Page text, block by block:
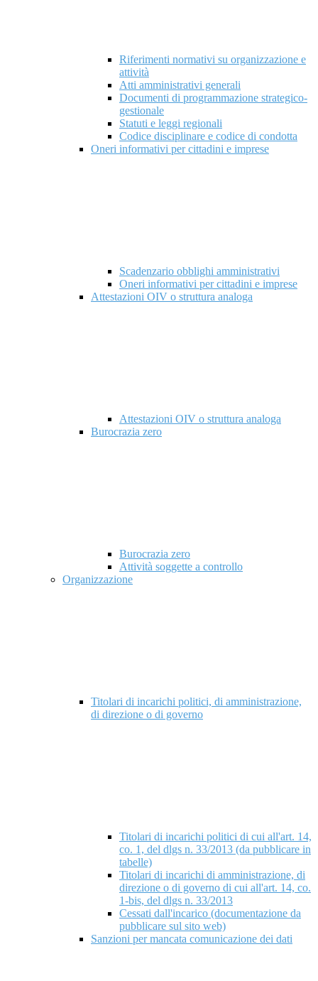
Riferimenti normativi su organizzazione e
attività
Atti amministrativi generali
Documenti di programmazione strategico-
gestionale
Statuti e leggi regionali
Codice disciplinare e codice di condotta
Oneri informativi per cittadini e imprese
Scadenzario obblighi amministrativi
Oneri informativi per cittadini e imprese
Attestazioni OIV o struttura analoga
Attestazioni OIV o struttura analoga
Burocrazia zero
Burocrazia zero
Attività soggette a controllo
Organizzazione
Titolari di incarichi politici, di amministrazione,
di direzione o di governo
Titolari di incarichi politici di cui all'art. 14,
co. 1, del dlgs n. 33/2013 (da pubblicare in
tabelle)
Titolari di incarichi di amministrazione, di
direzione o di governo di cui all'art. 14, co.
1-bis, del dlgs n. 33/2013
Cessati dall'incarico (documentazione da
pubblicare sul sito web)
Sanzioni per mancata comunicazione dei dati